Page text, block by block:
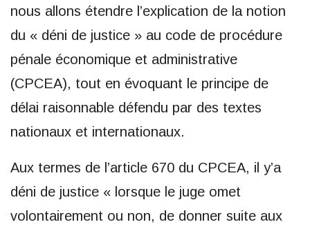
nous allons étendre l’explication de la notion
du « déni de justice » au code de procédure
pénale économique et administrative
(CPCEA), tout en évoquant le principe de
délai raisonnable défendu par des textes
nationaux et internationaux.
Aux termes de l’article 670 du CPCEA, il y’a
déni de justice « lorsque le juge omet
volontairement ou non, de donner suite aux